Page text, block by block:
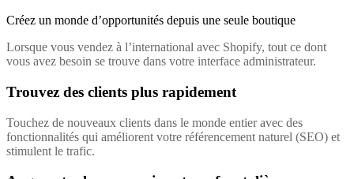
Créez un monde d’opportunités depuis une seule boutique
Lorsque vous vendez à l’international avec Shopify, tout ce dont
vous avez besoin se trouve dans votre interface administrateur.
Trouvez des clients plus rapidement
Touchez de nouveaux clients dans le monde entier avec des
fonctionnalités qui améliorent votre référencement naturel (SEO) et
stimulent le trafic.